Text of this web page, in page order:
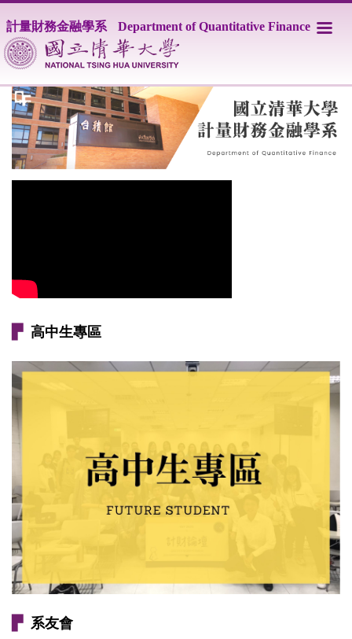
到
主
要
容
區
計量財務金融學系 Department of Quantitative Finance
▛ 高中生專區
▛ 系友會